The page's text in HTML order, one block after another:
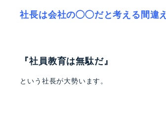
社長は会社の◯◯だと考える間違え
『社員教育は無駄だ』
という社長が大勢います。